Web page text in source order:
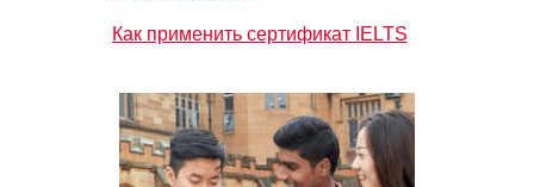
Как применить сертификат IELTS